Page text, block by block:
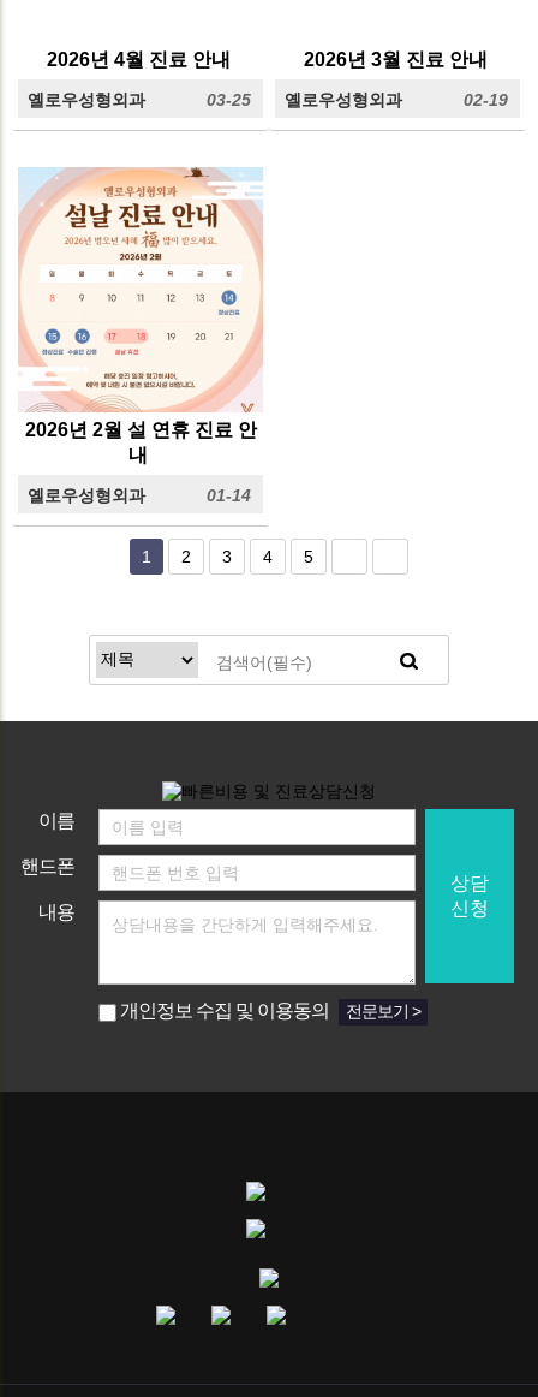
2026년 4월 진료 안내
옐로우성형외과 03-25
2026년 3월 진료 안내
옐로우성형외과 02-19
2026년 2월 설 연휴 진료 안
내
옐로우성형외과 01-14
1 2 3 4 5
이름
상담
신청
핸드폰
내용
개인정보 수집 및 이용동의 전문보기 >